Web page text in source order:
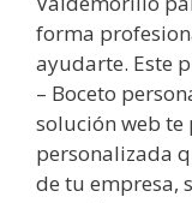
forma
ayudarte. Este
– Boceto
solución web
personalizada
de tu empresa,